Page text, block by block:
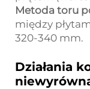
Metoda toru
między
320-340 mm.
Działania